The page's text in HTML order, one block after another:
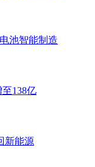
池智能制造
138亿
新能源